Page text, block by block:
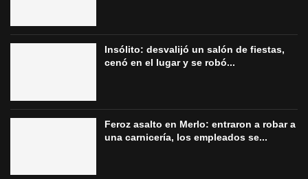
Insólito: desvalijó un salón de fiestas,
cenó en el lugar y se robó...
Feroz asalto en Merlo: entraron a robar a
una carnicería, los empleados se...